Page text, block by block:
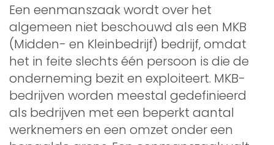
Een eenmanszaak wordt over het
algemeen niet beschouwd als een MKB
(Midden- en Kleinbedrijf) bedrijf, omdat
het in feite slechts één persoon is die de
onderneming bezit en exploiteert. MKB-
bedrijven worden meestal gedefinieerd
als bedrijven met een beperkt aantal
werknemers en een omzet onder een